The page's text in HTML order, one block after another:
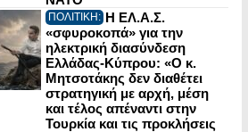
ΠΟΛΙΤΙΚΗ: Η ΕΛ.Α.Σ.
«σφυροκοπά» για την
ηλεκτρική διασύνδεση
Ελλάδας-Κύπρου: «Ο κ.
Μητσοτάκης δεν διαθέτει
στρατηγική με αρχή, μέση
και τέλος απέναντι στην
Τουρκία και τις προκλήσεις